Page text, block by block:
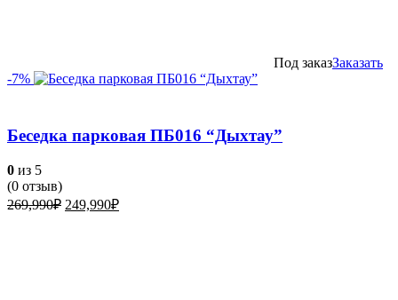
Под заказЗаказать
-7%
Беседка парковая ПБ016 “Дыхтау”
0 из 5
(0 отзыв)
269,990₽ Первоначальная
249,990₽Текущая